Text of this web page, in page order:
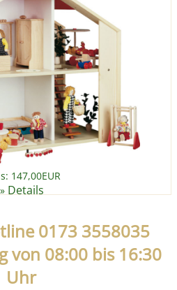
147,00EUR
» Details
0173 3558035
von 08:00 bis 16:30
Uhr